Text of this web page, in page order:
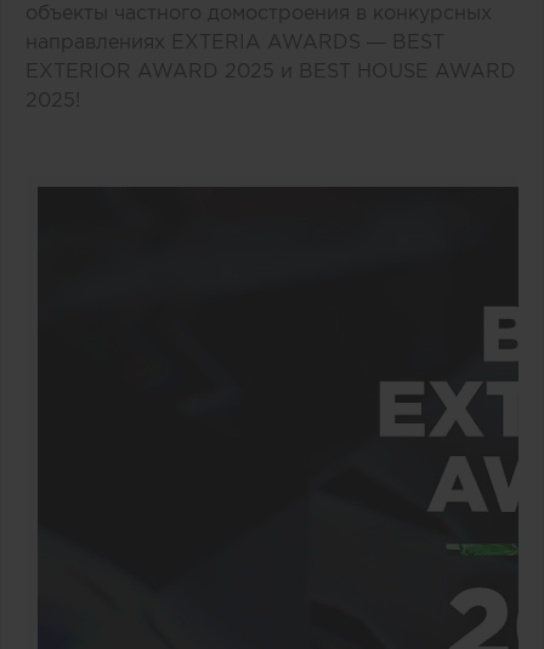
объекты частного домостроения в конкурсных
направлениях EXTERIA AWARDS — BEST
EXTERIOR AWARD 2025 и BEST HOUSE AWARD
2025!